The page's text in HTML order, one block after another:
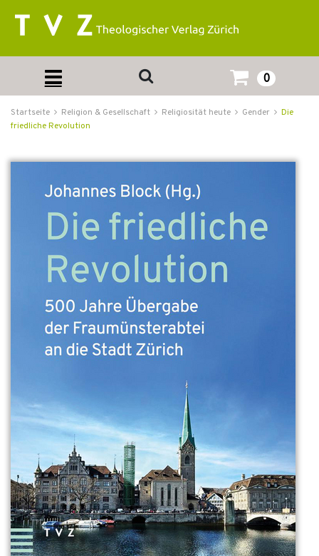
0
Startseite Religion & Gesellschaft Religiosität heute Gender
Die
friedliche Revolution